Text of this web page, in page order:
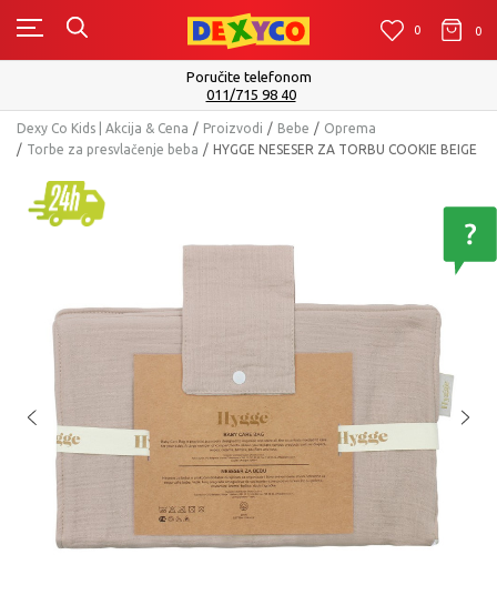
0 0 0
Isporuku možete očekivati u roku od 2 do 4 radna
Pogledaj više
Dexy Co Kids | Akcija & Cena Proizvodi Bebe
Oprema
Torbe za presvlačenje beba
HYGGE NESESER ZA TORBU COOKIE BEIGE